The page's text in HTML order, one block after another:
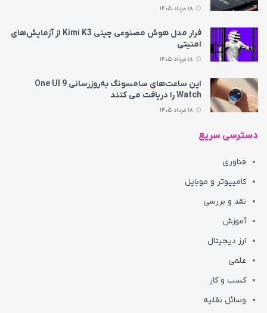
فرار مدل هوش مصنوعی چینی Kimi K3 از آزمایش‌های
امنیتی
این ساعت‌های سامسونگ به‌روزرسانی One UI 9
Watch را دریافت می کنند
دسترسی سریع
فناوری
کامپیوتر و موبایل
نقد و بررسی
آموزش
ارز دیجیتال
علمی
کسب و کار
وسائل نقلیه